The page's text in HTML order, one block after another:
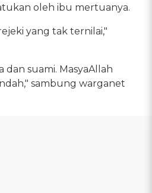
oleh ibu mertuanya.
yang tak ternilai,"
suami. MasyaAllah
sambung warganet